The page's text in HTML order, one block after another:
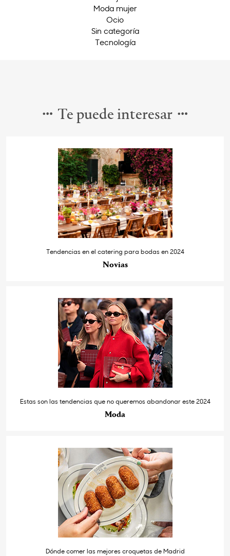
Moda mujer
Ocio
Sin categoría
Tecnología
Te puede interesar
Tendencias en el catering para bodas en 2024
Novias
Estas son las tendencias que no queremos abandonar este 2024
Moda
Dónde comer las mejores croquetas de Madrid